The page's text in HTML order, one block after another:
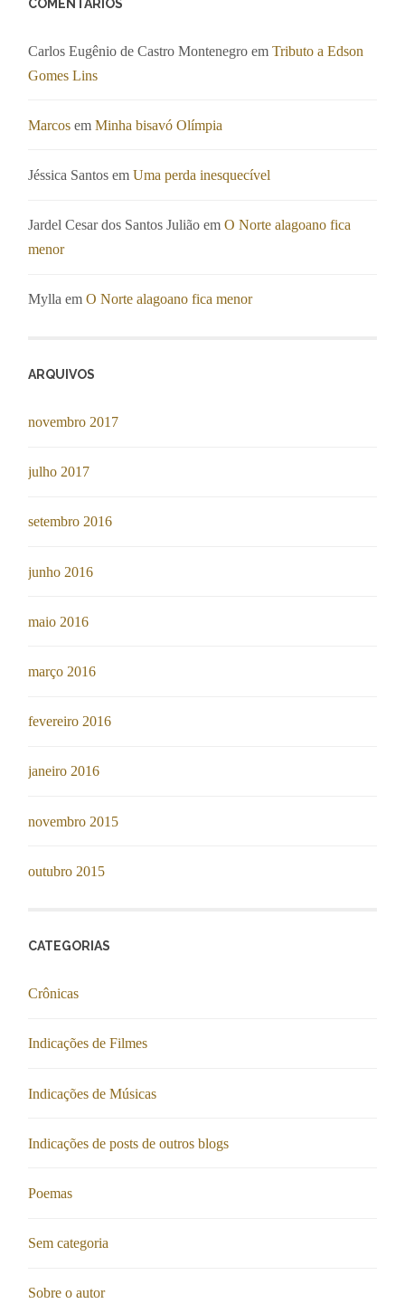
COMENTÁRIOS
Carlos Eugênio de Castro Montenegro emTributo a Edson
Gomes Lins
Marcos emMinha bisavó Olímpia
Jéssica Santos emUma perda inesquecível
Jardel Cesar dos Santos Julião emO Norte alagoano fica
menor
Mylla emO Norte alagoano fica menor
ARQUIVOS
novembro 2017
julho 2017
setembro 2016
junho 2016
maio 2016
março 2016
fevereiro 2016
janeiro 2016
novembro 2015
outubro 2015
CATEGORIAS
Crônicas
Indicações de Filmes
Indicações de Músicas
Indicações de posts de outros blogs
Poemas
Sem categoria
Sobre o autor